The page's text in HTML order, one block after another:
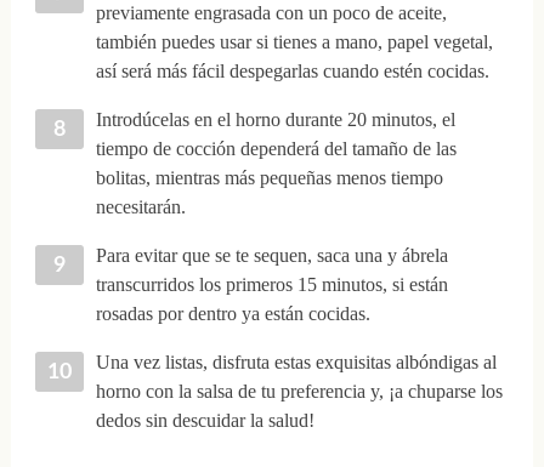
previamente engrasada con un poco de aceite,
también puedes usar si tienes a mano, papel vegetal,
así será más fácil despegarlas cuando estén cocidas.
Introdúcelas en el horno durante 20 minutos, el
tiempo de cocción dependerá del tamaño de las
bolitas, mientras más pequeñas menos tiempo
necesitarán.
Para evitar que se te sequen, saca una y ábrela
transcurridos los primeros 15 minutos, si están
rosadas por dentro ya están cocidas.
Una vez listas, disfruta estas exquisitas albóndigas al
horno con la salsa de tu preferencia y, ¡a chuparse los
dedos sin descuidar la salud!